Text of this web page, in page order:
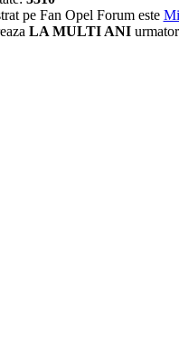
pe Fan Opel Forum este
LA MULTI ANI